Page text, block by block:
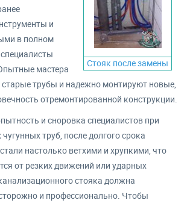
Стояк после замены
и
в полном
мастера
трубы и надежно монтируют новые,
отремонтированной конструкции.
и сноровка специалистов при
труб, после долгого срока
настолько ветхими и хрупкими, что
от резких движений или ударных
стояка должна
и профессионально. Чтобы